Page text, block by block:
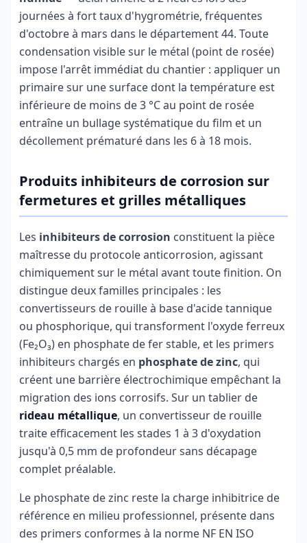
journées à fort taux d'hygrométrie, fréquentes
d'octobre à mars dans le département 44. Toute
condensation visible sur le métal (point de rosée)
impose l'arrêt immédiat du chantier : appliquer un
primaire sur une surface dont la température est
inférieure de moins de 3 °C au point de rosée
entraîne un bullage systématique du film et un
décollement prématuré dans les 6 à 18 mois.
Produits inhibiteurs de corrosion sur
fermetures et grilles métalliques
Les inhibiteurs de corrosion constituent la pièce
maîtresse du protocole anticorrosion, agissant
chimiquement sur le métal avant toute finition. On
distingue deux familles principales : les
convertisseurs de rouille à base d'acide tannique
ou phosphorique, qui transforment l'oxyde ferreux
(Fe₂O₃) en phosphate de fer stable, et les primers
inhibiteurs chargés en phosphate de zinc, qui
créent une barrière électrochimique empêchant la
migration des ions corrosifs. Sur un tablier de
rideau métallique, un convertisseur de rouille
traite efficacement les stades 1 à 3 d'oxydation
jusqu'à 0,5 mm de profondeur sans décapage
complet préalable.
Le phosphate de zinc reste la charge inhibitrice de
référence en milieu professionnel, présente dans
des primers conformes à la norme NF EN ISO